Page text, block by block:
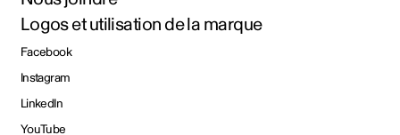
Logos et utilisation de la marque
Facebook
Instagram
LinkedIn
YouTube